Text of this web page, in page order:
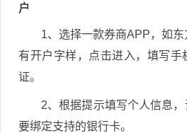
户
1、选择一款券商APP，如
有开户字样，点击进入，填写手
证。
2、根据提示填写个人信息
要绑定支持的银行卡。